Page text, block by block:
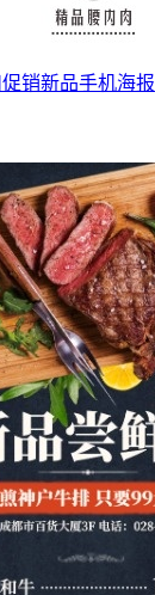
销新品手机海报